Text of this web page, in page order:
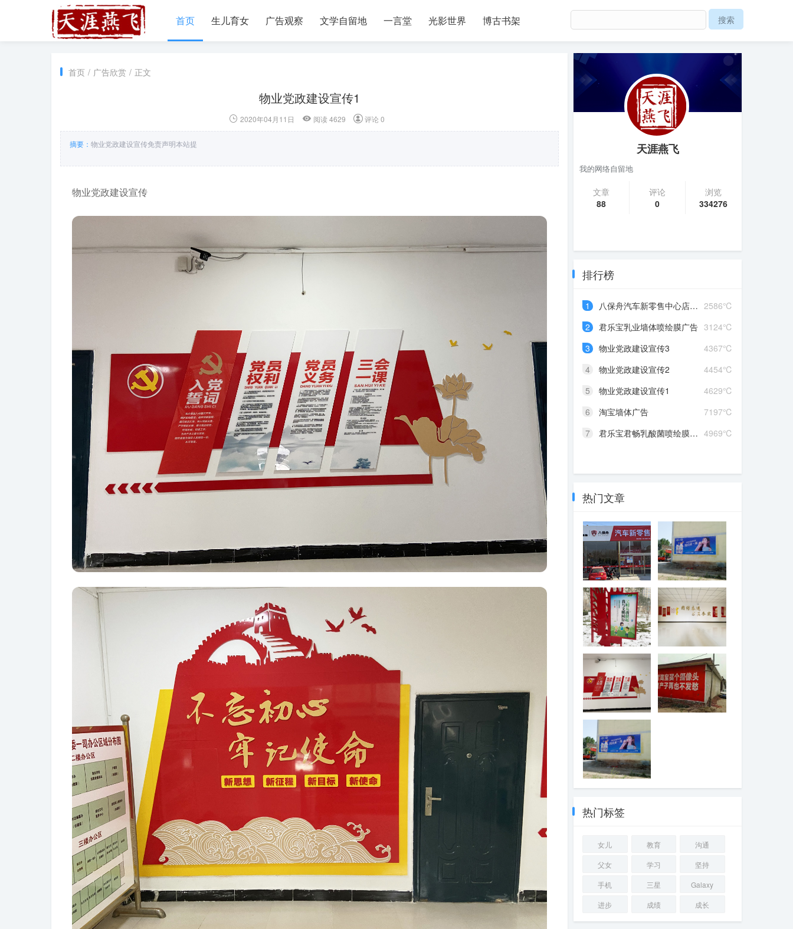
首页 生儿育女 广告观察 文学自留地 一言堂 光影世界 博古书架
首页 / 广告欣赏 / 正文
物业党政建设宣传1
2020年04月11日 阅读 4629 评论 0
摘要： 物业党政建设宣传免责声明本站提
物业党政建设宣传
天涯燕飞
我的网络自留地
文章
88
评论
0
浏览
334276
排行榜
2586℃
1
八保舟汽车新零售中心店面整体装修
3124℃
2
君乐宝乳业墙体喷绘膜广告
4367℃
3
物业党政建设宣传3
4454℃
4
物业党政建设宣传2
4629℃
5
物业党政建设宣传1
7197℃
6
淘宝墙体广告
4969℃
7 君乐宝君畅乳酸菌喷绘膜广告
热门文章
八保舟汽车新零
售中心店面整体
装修
君乐宝乳业墙体
喷绘膜广告
物业党政建设宣
传3
物业党政建设宣
传2
物业党政建设宣
热门标签
女儿 教育
沟通
父女
学习
坚持
手机
三星
Galaxy
进步
成绩 成长